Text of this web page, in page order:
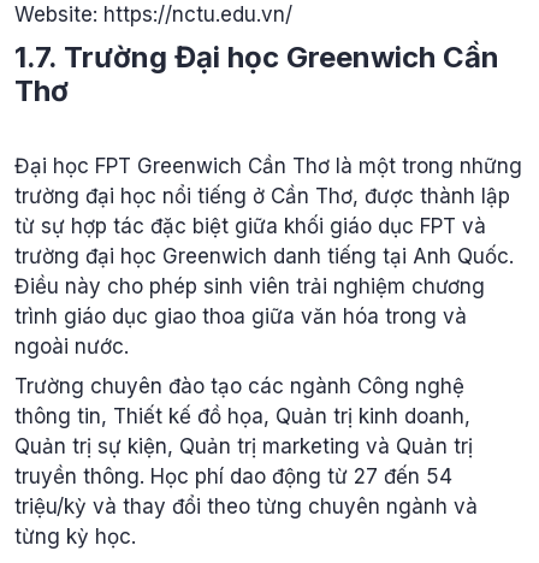
Website: https://nctu.edu.vn/
1.7. Trường Đại học Greenwich Cần
Thơ
Đại học FPT Greenwich Cần Thơ là một trong những
trường đại học nổi tiếng ở Cần Thơ, được thành lập
từ sự hợp tác đặc biệt giữa khối giáo dục FPT và
trường đại học Greenwich danh tiếng tại Anh Quốc.
Điều này cho phép sinh viên trải nghiệm chương
trình giáo dục giao thoa giữa văn hóa trong và
ngoài nước.
Trường chuyên đào tạo các ngành Công nghệ
thông tin, Thiết kế đồ họa, Quản trị kinh doanh,
Quản trị sự kiện, Quản trị marketing và Quản trị
truyền thông. Học phí dao động từ 27 đến 54
triệu/kỳ và thay đổi theo từng chuyên ngành và
từng kỳ học.